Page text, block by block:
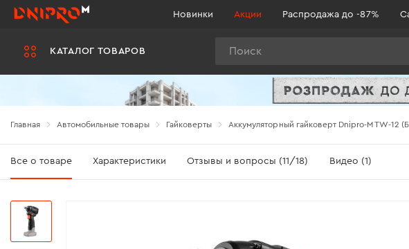
КАТАЛОГ ТОВАРОВ
Новинки Акции Распродажа до -87%
Главная Автомобильные товары Гайковерты Аккумуляторный гайковерт Dnipro-M TW-12
Все о товаре Характеристики Отзывы и вопросы (11/18) Видео (1)